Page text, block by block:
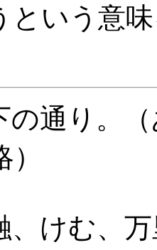
という意
の通り。
、けむ、